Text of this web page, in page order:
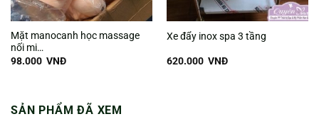
Mặt manocanh học massage
nối mi…
98.000 VNĐ
Xe đẩy inox spa 3 tầng
620.000 VNĐ
SẢN PHẨM ĐÃ XEM